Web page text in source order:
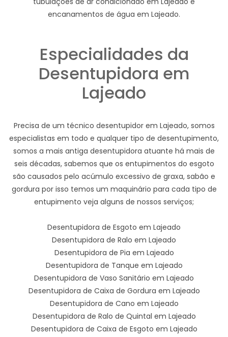
encanamentos de água em Lajeado.
Especialidades da
Desentupidora em
Lajeado
Precisa de um técnico desentupidor em Lajeado, somos
especialistas em todo e qualquer tipo de desentupimento,
somos a mais antiga desentupidora atuante há mais de
seis décadas, sabemos que os entupimentos do esgoto
são causados pelo acúmulo excessivo de graxa, sabão e
gordura por isso temos um maquinário para cada tipo de
entupimento veja alguns de nossos serviços;
Desentupidora de Esgoto em Lajeado
Desentupidora de Ralo em Lajeado
Desentupidora de Pia em Lajeado
Desentupidora de Tanque em Lajeado
Desentupidora de Vaso Sanitário em Lajeado
Desentupidora de Caixa de Gordura em Lajeado
Desentupidora de Cano em Lajeado
Desentupidora de Ralo de Quintal em Lajeado
Desentupidora de Caixa de Esgoto em Lajeado